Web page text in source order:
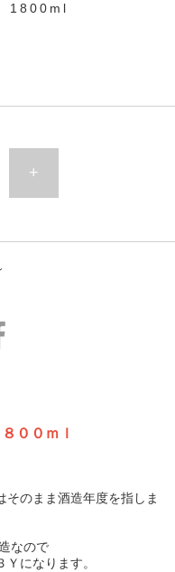
1800ml
+
００ｍｌ
のまま酒造年度を指しま
なので
になります。